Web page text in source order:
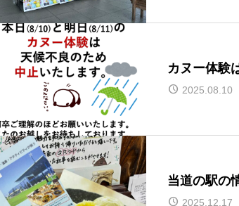
カヌー体験
2025.08.10
当道の駅の
2025.12.17